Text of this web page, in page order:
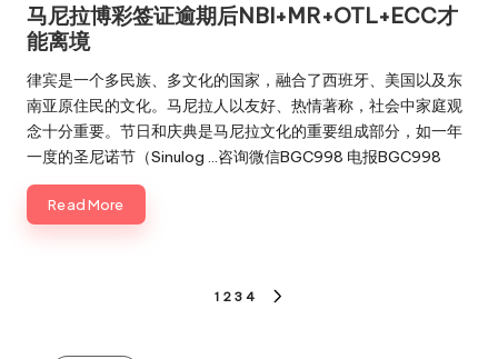
马尼拉博彩签证逾期后NBI+MR+OTL+ECC才
能离境
律宾是一个多民族、多文化的国家，融合了西班牙、美国以及东
南亚原住民的文化。马尼拉人以友好、热情著称，社会中家庭观
念十分重要。节日和庆典是马尼拉文化的重要组成部分，如一年
一度的圣尼诺节（Sinulog …咨询微信BGC998 电报BGC998
Read More
1 2 3 4